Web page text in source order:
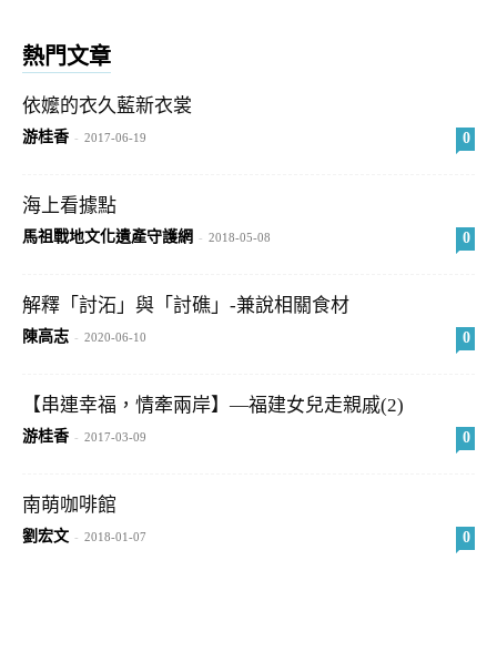
熱門文章
依嬤的衣久藍新衣裳
游桂香 - 2017-06-19 0
海上看據點
馬祖戰地文化遺產守護網 - 2018-05-08 0
解釋「討沰」與「討礁」-兼說相關食材
陳高志 - 2020-06-10 0
【串連幸福，情牽兩岸】—福建女兒走親戚(2)
游桂香 - 2017-03-09 0
南萌咖啡館
劉宏文 - 2018-01-07 0